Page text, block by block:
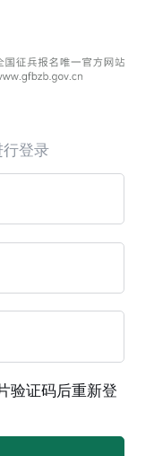
登录
验证码后重新登